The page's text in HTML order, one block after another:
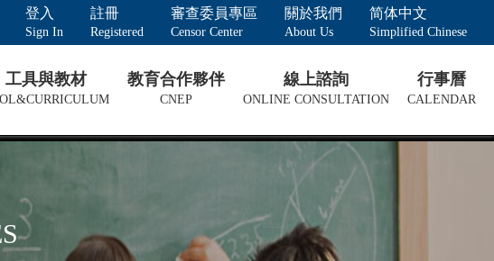
登入
Sign In
註冊
Registered
審查委員專區
Censor Center
關於我們
About Us
简体中文
Simplified Chinese
工具與教材 教育合作夥伴
CNEP
線上諮詢
ONLINE CONSULTATION
行事曆
CALENDAR